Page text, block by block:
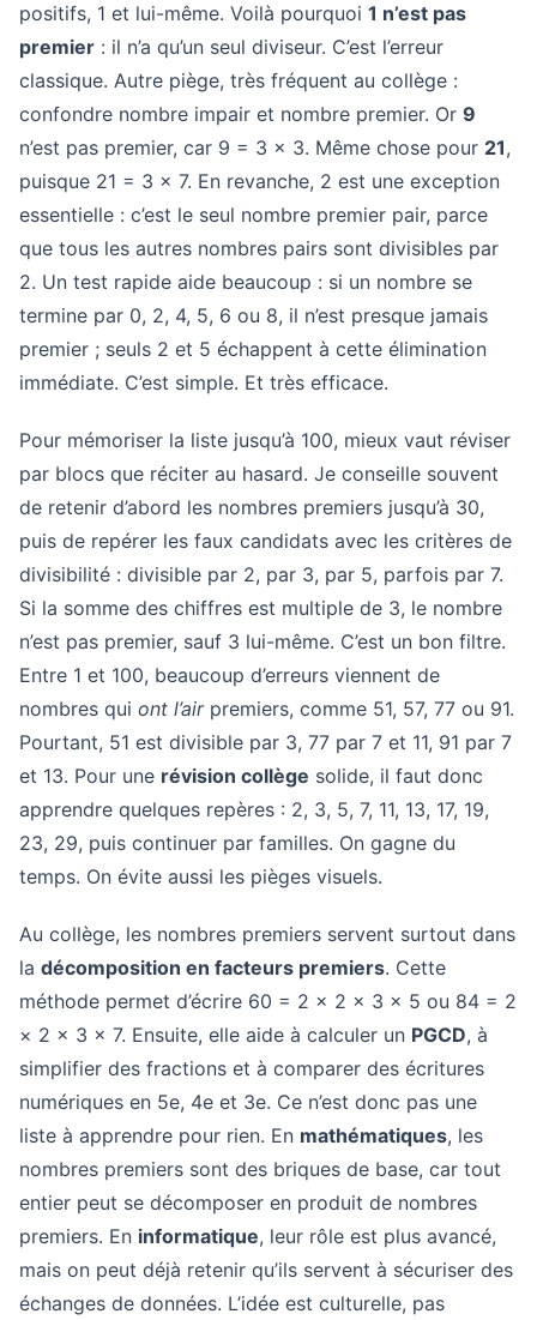
positifs, 1 et lui-même. Voilà pourquoi 1 n’est pas
premier : il n’a qu’un seul diviseur. C’est l’erreur
classique. Autre piège, très fréquent au collège :
confondre nombre impair et nombre premier. Or 9
n’est pas premier, car 9 = 3 × 3. Même chose pour 21,
puisque 21 = 3 × 7. En revanche, 2 est une exception
essentielle : c’est le seul nombre premier pair, parce
que tous les autres nombres pairs sont divisibles par
2. Un test rapide aide beaucoup : si un nombre se
termine par 0, 2, 4, 5, 6 ou 8, il n’est presque jamais
premier ; seuls 2 et 5 échappent à cette élimination
immédiate. C’est simple. Et très efficace.
Pour mémoriser la liste jusqu’à 100, mieux vaut réviser
par blocs que réciter au hasard. Je conseille souvent
de retenir d’abord les nombres premiers jusqu’à 30,
puis de repérer les faux candidats avec les critères de
divisibilité : divisible par 2, par 3, par 5, parfois par 7.
Si la somme des chiffres est multiple de 3, le nombre
n’est pas premier, sauf 3 lui-même. C’est un bon filtre.
Entre 1 et 100, beaucoup d’erreurs viennent de
nombres qui ont l’airpremiers, comme 51, 57, 77 ou 91.
Pourtant, 51 est divisible par 3, 77 par 7 et 11, 91 par 7
et 13. Pour une révision collège solide, il faut donc
apprendre quelques repères : 2, 3, 5, 7, 11, 13, 17, 19,
23, 29, puis continuer par familles. On gagne du
temps. On évite aussi les pièges visuels.
Au collège, les nombres premiers servent surtout dans
la décomposition en facteurs premiers. Cette
méthode permet d’écrire 60 = 2 × 2 × 3 × 5 ou 84 = 2
× 2 × 3 × 7. Ensuite, elle aide à calculer un PGCD, à
simplifier des fractions et à comparer des écritures
numériques en 5e, 4e et 3e. Ce n’est donc pas une
liste à apprendre pour rien. En mathématiques, les
nombres premiers sont des briques de base, car tout
entier peut se décomposer en produit de nombres
premiers. En informatique, leur rôle est plus avancé,
mais on peut déjà retenir qu’ils servent à sécuriser des
échanges de données. L’idée est culturelle, pas